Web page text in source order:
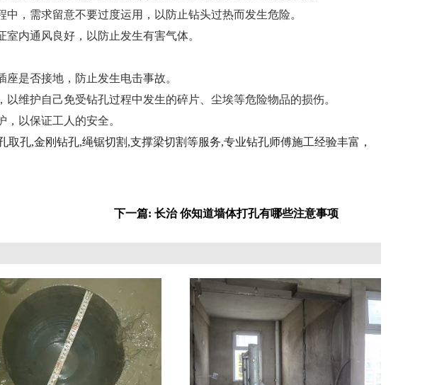
需求留意不要过度运用，以防止钻头过热而发生危险。
内通风良好，以防止发生有害气体。
是否接地，防止发生电击事故。
护自己免受钻孔过程中发生的碎片、尘埃等危险物品的损伤。
以保证工人的安全。
孔,金刚钻孔,绳锯切割,支撑梁切割等服务,专业钻孔师傅施工经验丰富，
下一篇: 长治 你知道墙体打孔有哪些注意事项